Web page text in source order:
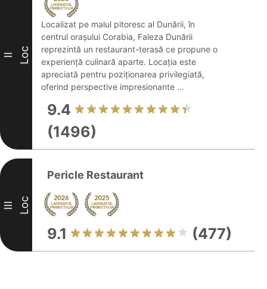
II Loc
Localizat pe malul pitoresc al Dunării, în
centrul orașului Corabia, Faleza Dunării
reprezintă un restaurant-terasă ce propune o
experiență culinară aparte. Locația este
apreciată pentru poziționarea privilegiată,
oferind perspective impresionante ...
9.4
(1496)
III Loc
Pericle Restaurant
9.1 (477)